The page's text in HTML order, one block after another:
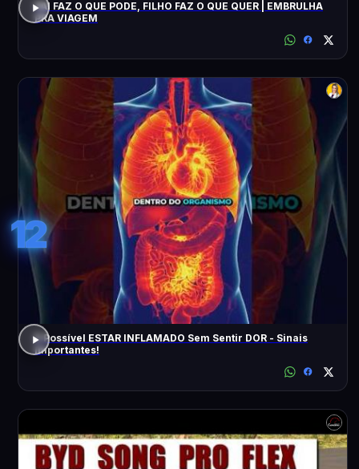
PAI FAZ O QUE PODE, FILHO FAZ O QUE QUER | EMBRULHA
PRA VIAGEM
12
É Possível ESTAR INFLAMADO Sem Sentir DOR - Sinais
Importantes!